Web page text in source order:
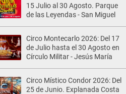
15 Julio al 30 Agosto. Parque
de las Leyendas - San Miguel
Circo Montecarlo 2026: Del 17
de Julio hasta el 30 Agosto en
Círculo Militar - Jesús María
Circo Místico Condor 2026: Del
25 de Junio. Explanada Costa